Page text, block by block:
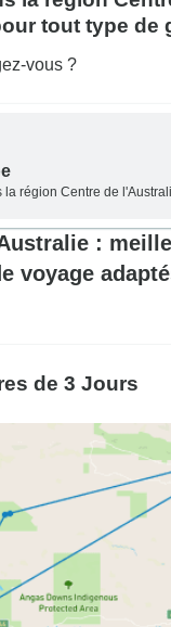
tout type de
vous ?
la région Centre de
:
voyage
de 3 Jours